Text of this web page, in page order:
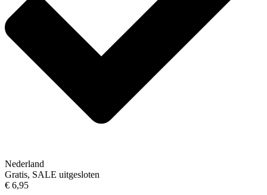
Nederland
Gratis, SALE uitgesloten
€ 6,95